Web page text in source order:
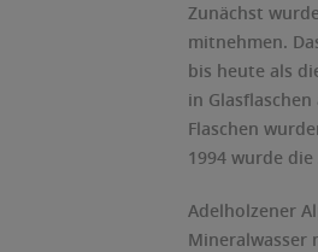
Zunächst
mitnehmen.
bis heute als
in
Flaschen
1994 wurde
Adelholzener
Mineralwasser